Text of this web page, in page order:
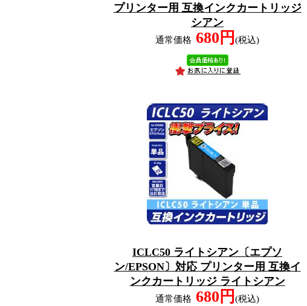
プリンター用 互換インクカートリッジ
シアン
通常価格 680円(税込)
ICLC50 ライトシアン〔エプソ
ン/EPSON〕対応 プリンター用 互換イ
ンクカートリッジ ライトシアン
通常価格 680円(税込)